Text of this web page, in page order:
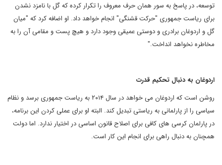
توسعه، در پاسخ به سور همان حرف معروف را تکرار کرده که گل با نامزد نشدن
برای ریاست جمهوری "حرکت قشنگی" انجام خواهد داد. او اضافه کرد که "میان
گل و اردوغان برادری و دوستی عمیقی وجود دارد و هیچ پست و مقامی آن را به
مخاطره نخواهد انداخت."
اردوغان به دنبال تحکیم قدرت
روشن است که اردوغان می خواهد در سال ۲۰۱۴ به ریاست جمهوری برسد و نظام
سیاسی را از پارلمانی به ریاستی تبدیل کند. البته او برای عملی کردن این برنامه،
در پارلمان کرسی های کافی برای اصلاح قانون اساسی در اختیار ندارد. اما دولت
همچنان به دنبال راهی برای انجام این کار است.